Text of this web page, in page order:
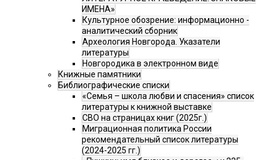
ИМЕНА»
Культурное обозрение: информационно -
аналитический сборник
Археология Новгорода. Указатели
литературы
Новгородика в электронном виде
Книжные памятники
Библиографические списки
«Семья – школа любви и спасения» список
литературы к книжной выставке
СВО на страницах книг (2025г.)
Миграционная политика России
рекомендательный список литературы
(2024-2025 гг.)